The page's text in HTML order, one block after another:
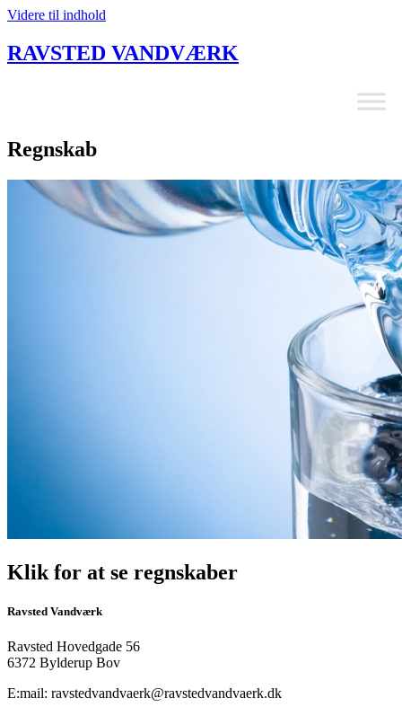
Videre til indhold
RAVSTED VANDVÆRK
Regnskab
Klik for at se regnskaber
Ravsted Vandværk
Ravsted Hovedgade 56
6372 Bylderup Bov
E:mail: ravstedvandvaerk@ravstedvandvaerk.dk